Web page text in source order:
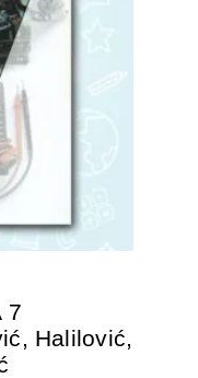
7
Halilović,